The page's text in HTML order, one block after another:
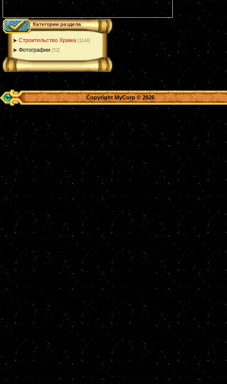
Категории раздела
Строительство Храма [1144]
Фотографии [52]
Copyright MyCorp © 2026